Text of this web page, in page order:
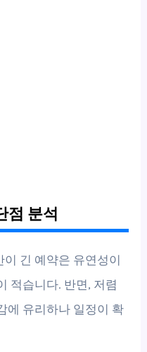
점 분석
긴 예약은 유연성이
적습니다. 반면, 저렴
에 유리하나 일정이 확